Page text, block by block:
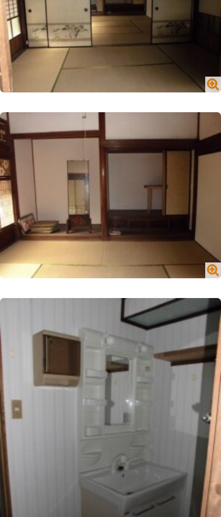
閉じる
買う／一戸建て／山内町大字宮野
閉じる
買う／一戸建て／山内町大字宮野